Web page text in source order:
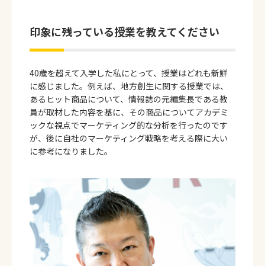
印象に残っている授業を教えてください
40歳を超えて入学した私にとって、授業はどれも新鮮
に感じました。例えば、地方創生に関する授業では、
あるヒット商品について、情報誌の元編集長である教
員が取材した内容を基に、その商品についてアカデミ
ックな視点でマーケティング的な分析を行ったのです
が、後に自社のマーケティング戦略を考える際に大い
に参考になりました。